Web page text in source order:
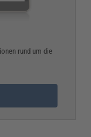
rund um die